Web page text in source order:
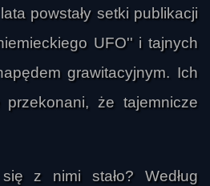
powstały setki publikacji
UFO'' i tajnych
grawitacyjnym. Ich
że tajemnicze
z nimi stało? Według